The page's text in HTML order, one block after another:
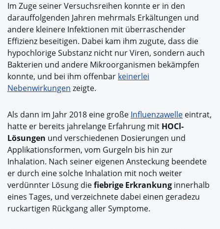
Im Zuge seiner Versuchsreihen konnte er in den
darauffolgenden Jahren mehrmals Erkältungen und
andere kleinere Infektionen mit überraschender
Effizienz beseitigen. Dabei kam ihm zugute, dass die
hypochlorige Substanz nicht nur Viren, sondern auch
Bakterien und andere Mikroorganismen bekämpfen
konnte, und bei ihm offenbar keinerlei
Nebenwirkungen zeigte.
Als dann im Jahr 2018 eine große Influenzawelle eintrat,
hatte er bereits jahrelange Erfahrung mit HOCl-
Lösungen und verschiedenen Dosierungen und
Applikationsformen, vom Gurgeln bis hin zur
Inhalation. Nach seiner eigenen Ansteckung beendete
er durch eine solche Inhalation mit noch weiter
verdünnter Lösung diefiebrige Erkrankung innerhalb
eines Tages, und verzeichnete dabei einen geradezu
ruckartigen Rückgang aller Symptome.